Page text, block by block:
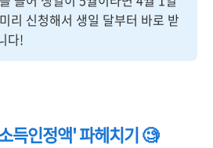
리 신청해서 생일 달부터 바로 받
다!
득인정액' 파헤치기 🧐